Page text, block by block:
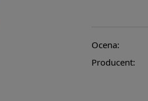
Ocena:
Producent: